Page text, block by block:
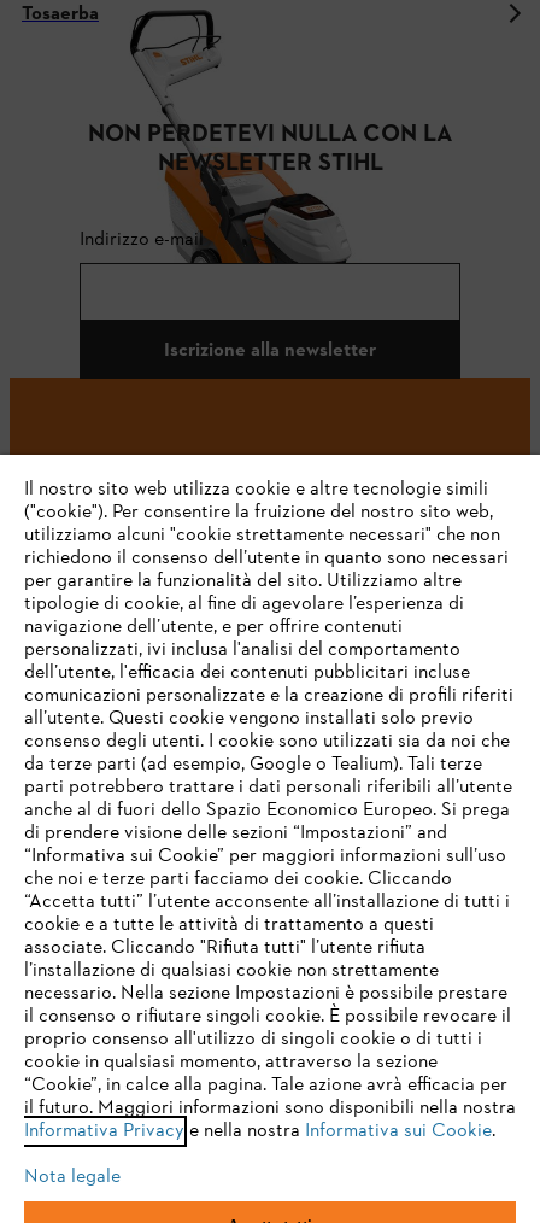
Tosaerba
NON PERDETEVI NULLA CON LA
NEWSLETTER STIHL
Indirizzo e-mail
Iscrizione alla newsletter
#STIHL
L’azienda
STIHL FAQ
Service
Termini e condizioni generali Privacy policy
Note legali Cookies Informazioni legali
Andreas STIHL S.p.A. - Viale delle Industrie, 15
20040 Cambiago (MI)
Email:info@stihl.it
IHR BROWSER WIRD NICHT
UNTERSTÜTZT
Sie nutzen einen Browser, den wir noch nicht unterstützen. Für
eine optimale Nutzung unserer Seite empfehlen wir Ihnen, zu
einem der folgenden Browser zu wechseln:
firefox chrome
safari edge
Il nostro sito web utilizza cookie e altre tecnologie simili
("cookie"). Per consentire la fruizione del nostro sito web,
utilizziamo alcuni "cookie strettamente necessari" che non
richiedono il consenso dell’utente in quanto sono necessari
per garantire la funzionalità del sito. Utilizziamo altre
tipologie di cookie, al fine di agevolare l’esperienza di
navigazione dell’utente, e per offrire contenuti
personalizzati, ivi inclusa l'analisi del comportamento
dell’utente, l'efficacia dei contenuti pubblicitari incluse
comunicazioni personalizzate e la creazione di profili riferiti
all’utente. Questi cookie vengono installati solo previo
consenso degli utenti. I cookie sono utilizzati sia da noi che
da terze parti (ad esempio, Google o Tealium). Tali terze
parti potrebbero trattare i dati personali riferibili all’utente
anche al di fuori dello Spazio Economico Europeo. Si prega
di prendere visione delle sezioni “Impostazioni” and
“Informativa sui Cookie” per maggiori informazioni sull’uso
che noi e terze parti facciamo dei cookie. Cliccando
“Accetta tutti” l’utente acconsente all’installazione di tutti i
cookie e a tutte le attività di trattamento a questi
associate. Cliccando "Rifiuta tutti" l’utente rifiuta
l’installazione di qualsiasi cookie non strettamente
necessario. Nella sezione Impostazioni è possibile prestare
il consenso o rifiutare singoli cookie. È possibile revocare il
proprio consenso all'utilizzo di singoli cookie o di tutti i
cookie in qualsiasi momento, attraverso la sezione
“Cookie”, in calce alla pagina. Tale azione avrà efficacia per
il futuro. Maggiori informazioni sono disponibili nella nostra
Informativa Privacy e nella nostra Informativa sui Cookie.
Nota legale